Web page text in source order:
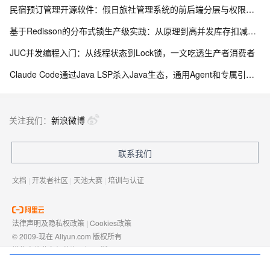
民宿预订管理开源软件：假日旅社管理系统的前后端分层与权限控制设计
基于Redisson的分布式锁生产级实践：从原理到高并发库存扣减实战
JUC并发编程入门：从线程状态到Lock锁，一文吃透生产者消费者
Claude Code通过Java LSP杀入Java生态，通用Agent和专属引擎差在哪
关注我们： 新浪微博
联系我们
文档 | 开发者社区 | 天池大赛 | 培训与认证
法律声明及隐私权政策 | Cookies政策
© 2009-现在 Aliyun.com 版权所有
增值电信业务经营许可证： 浙B2-20080101